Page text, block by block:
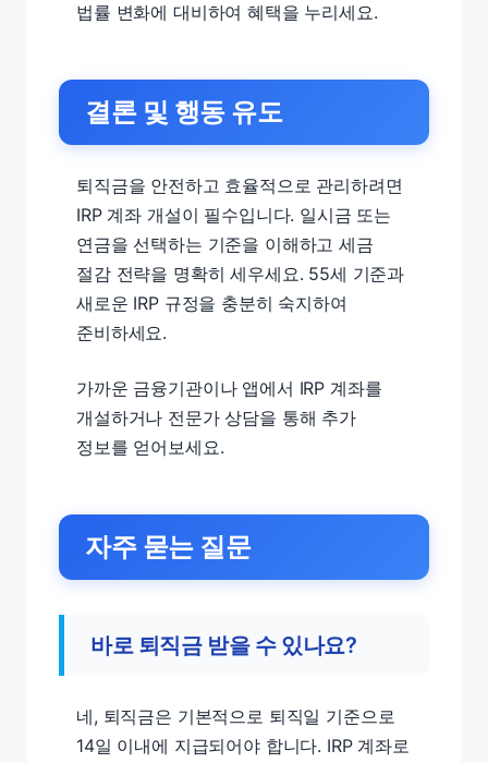
법률 변화에 대비하여 혜택을 누리세요.
결론 및 행동 유도
퇴직금을 안전하고 효율적으로 관리하려면
IRP 계좌 개설이 필수입니다. 일시금 또는
연금을 선택하는 기준을 이해하고 세금
절감 전략을 명확히 세우세요. 55세 기준과
새로운 IRP 규정을 충분히 숙지하여
준비하세요.
가까운 금융기관이나 앱에서 IRP 계좌를
개설하거나 전문가 상담을 통해 추가
정보를 얻어보세요.
자주 묻는 질문
바로 퇴직금 받을 수 있나요?
네, 퇴직금은 기본적으로 퇴직일 기준으로
14일 이내에 지급되어야 합니다. IRP 계좌로